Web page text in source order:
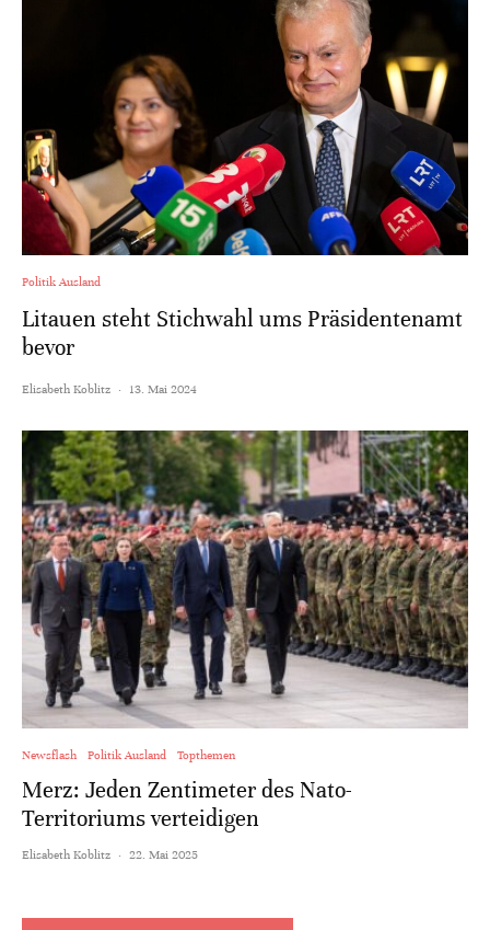
Politik Ausland
Litauen steht Stichwahl ums Präsidentenamt
bevor
Elisabeth Koblitz · 13. Mai 2024
Newsflash Politik Ausland Topthemen
Merz: Jeden Zentimeter des Nato-
Territoriums verteidigen
Elisabeth Koblitz · 22. Mai 2025